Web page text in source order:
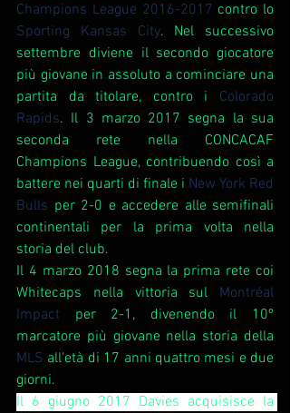
Champions League 2016-2017
Sporting Kansas City. Nel successivo
settembre diviene il secondo giocatore
più giovane in assoluto a cominciare una
partita da titolare, contro i Colorado
Rapids. Il 3 marzo 2017 segna la sua
seconda rete nella CONCACAF
Champions League, contribuendo così a
battere nei quarti di finale i New York Red
Bulls per 2-0 e accedere alle semifinali
continentali per la prima volta nella
storia del club.
Il 4 marzo 2018 segna la prima rete coi
Whitecaps nella vittoria sul Montréal
Impact per 2-1, divenendo il 10º
MLS all'età di 17 anni quattro mesi e due
giorni.
Il 6 giugno 2017 Davies acquisisce la